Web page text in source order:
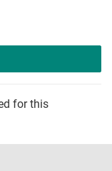
for this